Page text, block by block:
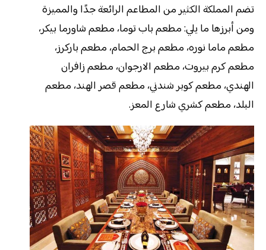
تضم المملكة الكثير من المطاعم الرائعة جدًا والمميزة
ومن أبرزها ما يلي: مطعم باب توما، مطعم شاورما بيكر،
مطعم ماما نوره، مطعم برج الحمام، مطعم باركرز،
مطعم كرم بيروت، مطعم الارجوان، مطعم زافران
الهندي، مطعم كوبر شندني، مطعم قصر الهند، مطعم
البلد، مطعم كشري شارع المعز.